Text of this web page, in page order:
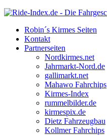
Robin´s Kirmes Seiten
Kontakt
Partnerseiten
Nordkirmes.net
Jahrmarkt-Nord.de
gallimarkt.net
Mahawo Fahrchips
Kirmes-Index
rummelbilder.de
kirmespix.de
Dietz Fahrzeugbau
Kollmer Fahrchips